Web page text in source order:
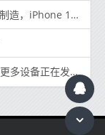
迷你电池容量揭晓
设备正在发售